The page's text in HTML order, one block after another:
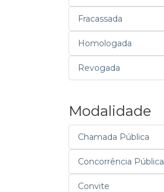
Fracassada
Homologada
Revogada
Modalidade
Chamada Pública
Concorrência Pública
Convite